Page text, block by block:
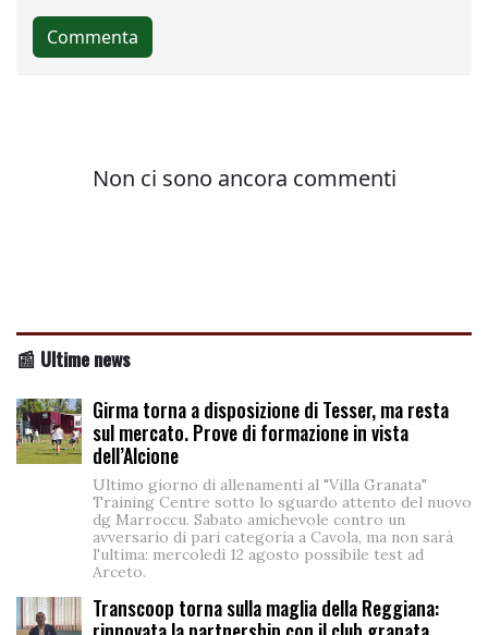
📰 Ultime news
Girma torna a disposizione di Tesser, ma resta
sul mercato. Prove di formazione in vista
dell’Alcione
Ultimo giorno di allenamenti al "Villa Granata"
Training Centre sotto lo sguardo attento del nuovo
dg Marroccu. Sabato amichevole contro un
avversario di pari categoria a Cavola, ma non sarà
l'ultima: mercoledì 12 agosto possibile test ad
Arceto.
Transcoop torna sulla maglia della Reggiana: